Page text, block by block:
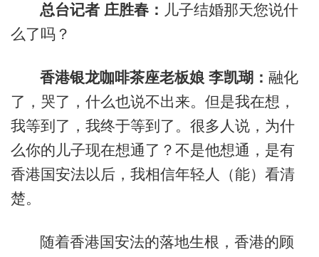
总台记者 庄胜春： 儿子结婚那天您说什
么了吗？
香港银龙咖啡茶座老板娘 李凯瑚： 融化
了，哭了，什么也说不出来。但是我在想，
我等到了，我终于等到了。很多人说，为什
么你的儿子现在想通了？不是他想通，是有
香港国安法以后，我相信年轻人（能）看清
楚。
随着香港国安法的落地生根，香港的顾